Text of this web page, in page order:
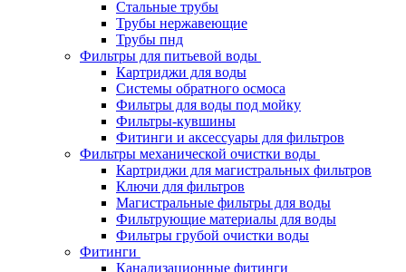
Стальные трубы
Трубы нержавеющие
Трубы пнд
Фильтры для питьевой воды
Картриджи для воды
Системы обратного осмоса
Фильтры для воды под мойку
Фильтры-кувшины
Фитинги и аксессуары для фильтров
Фильтры механической очистки воды
Картриджи для магистральных фильтров
Ключи для фильтров
Магистральные фильтры для воды
Фильтрующие материалы для воды
Фильтры грубой очистки воды
Фитинги
Канализационные фитинги